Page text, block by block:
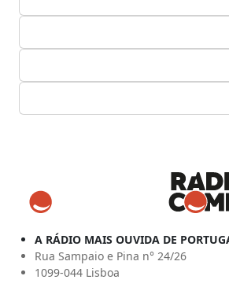
A RÁDIO MAIS OUVIDA DE
Rua Sampaio e Pina n° 24/26
1099-044 Lisboa